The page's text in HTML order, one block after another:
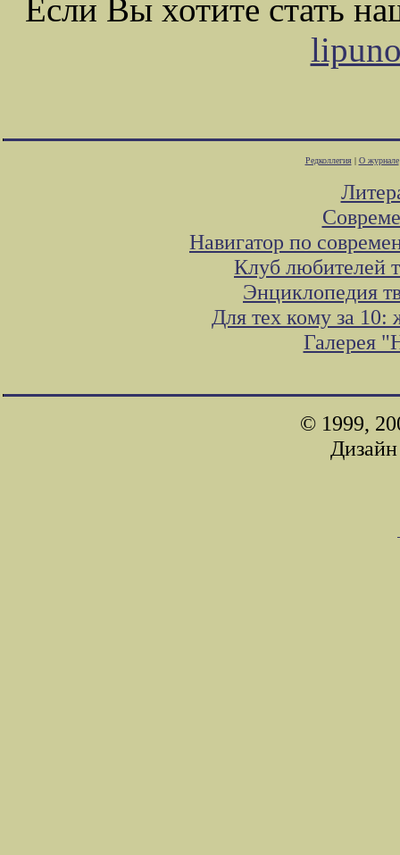
Если Вы хотите стать
Редколлегия| О журнале
Навигатор по
Клуб любителей
Энциклопедия
Для тех кому за
Галерея
© 1999,